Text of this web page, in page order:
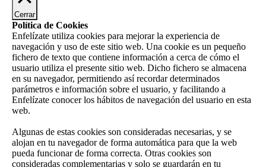
Cerrar
Política de Cookies
Enfelízate utiliza cookies para mejorar la experiencia de
navegación y uso de este sitio web. Una cookie es un pequeño
fichero de texto que contiene información a cerca de cómo el
usuario utiliza el presente sitio web. Dicho fichero se almacena
en su navegador, permitiendo así recordar determinados
parámetros e información sobre el usuario, y facilitando a
Enfelízate conocer los hábitos de navegación del usuario en esta
web.
Algunas de estas cookies son consideradas necesarias, y se
alojan en tu navegador de forma automática para que la web
pueda funcionar de forma correcta. Otras cookies son
consideradas complementarias y solo se guardarán en tu